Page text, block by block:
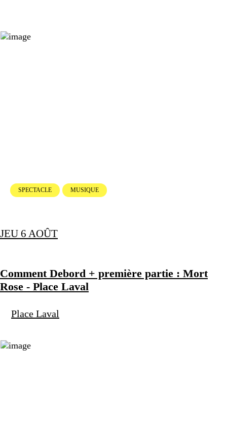
SPECTACLE MUSIQUE
JEU 6 AOÛT
Comment Debord + première partie : Mort
Rose - Place Laval
Place Laval